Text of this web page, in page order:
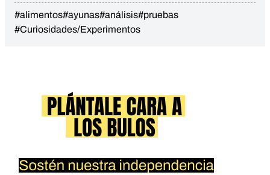
#alimentos#ayunas#análisis#pruebas
#Curiosidades/Experimentos